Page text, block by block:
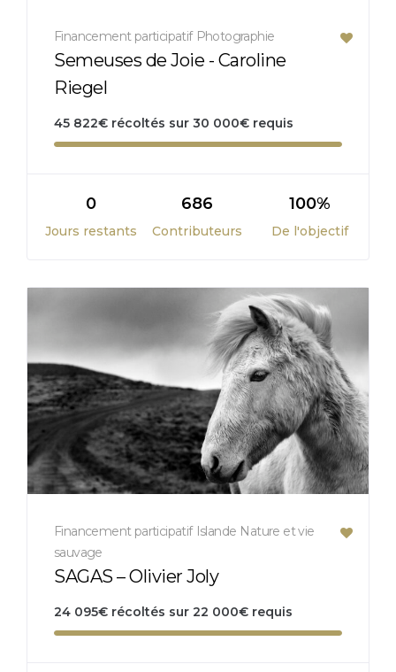
Financement participatif Photographie
Semeuses de Joie - Caroline
Riegel
45 822€ récoltés sur 30 000€ requis
0
Jours restants
686
Contributeurs
100%
De l'objectif
Financement participatif Islande Nature et vie
sauvage
SAGAS – Olivier Joly
24 095€ récoltés sur 22 000€ requis